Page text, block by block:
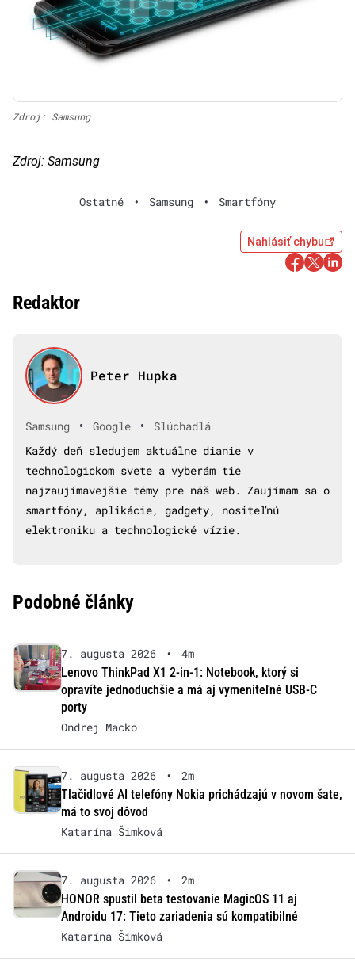
Zdroj: Samsung
Zdroj: Samsung
Ostatné • Samsung • Smartfóny
Nahlásiť chybu
Redaktor
Peter Hupka
Samsung • Google •
Slúchadlá
Každý deň sledujem aktuálne dianie v
technologickom svete a vyberám tie
najzaujímavejšie témy pre náš web. Zaujímam sa o
smartfóny, aplikácie, gadgety, nositeľnú
elektroniku a technologické vízie.
Podobné články
7. augusta 2026 •
4m
Lenovo ThinkPad X1 2-in-1: Notebook, ktorý si
opravíte jednoduchšie a má aj vymeniteľné USB-C
porty
Ondrej Macko
7. augusta 2026 •
2m
Tlačidlové AI telefóny Nokia prichádzajú v novom šate,
má to svoj dôvod
Katarína Šimková
7. augusta 2026 •
2m
HONOR spustil beta testovanie MagicOS 11 aj
Androidu 17: Tieto zariadenia sú kompatibilné
Katarína Šimková